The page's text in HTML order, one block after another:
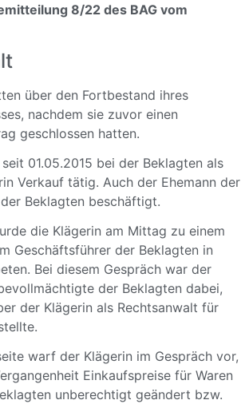
8/22 des BAG vom
über den Fortbestand ihres
nachdem sie zuvor einen
geschlossen hatten.
01.05.2015 bei der Beklagten als
Verkauf tätig. Auch der Ehemann der
Beklagten beschäftigt.
die Klägerin am Mittag zu einem
Geschäftsführer der Beklagten in
Bei diesem Gespräch war der
der Beklagten dabei,
der Klägerin als Rechtsanwalt für
warf der Klägerin im Gespräch vor,
Einkaufspreise für Waren
unberechtigt geändert bzw.